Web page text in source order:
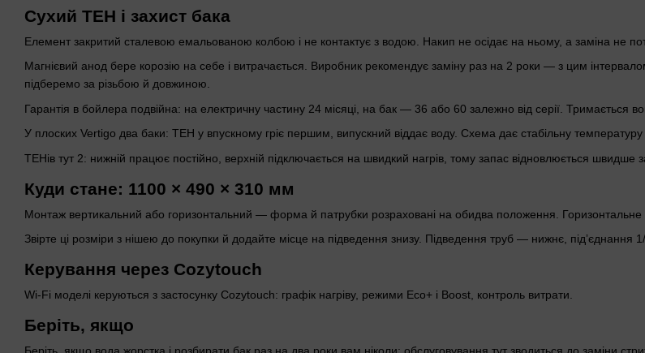
Сухий ТЕН і захист бака
Елемент закритий сталевою емальованою колбою і не контактує з водою. Накип не осідає на ньому, а заміна не
Магнієвий анод бере корозію на себе і витрачається. Виробник рекомендує заміну раз на 2 роки — з цим
підберемо за різьбою й довжиною.
Гарантія в бойлера подвійна: на електричну частину 24 місяці, на бак — 36 або 60 залежно від серії. Тримається
У плоских Vertigo два баки: ТЕН у впускному гріє першим, випускний віддає воду. Схема дає стабільну температуру
ТЕНів тут 2: нижній працює постійно, верхній підключається на швидкий нагрів, тому запас відновлюється швидше
Куди стане: 1100 × 490 × 310 мм
Монтаж вертикальний або горизонтальний — форма й патрубки розраховані на обидва положення. Горизонтальне
Звірте ці розміри з нішею до покупки й додайте місце на підведення знизу. Підведення труб — нижнє, підʼєднання 1/
Керування через Cozytouch
Wi-Fi моделі керуються з застосунку Cozytouch: графік нагріву, режими Eco+ і Boost, контроль витрати.
Беріть, якщо